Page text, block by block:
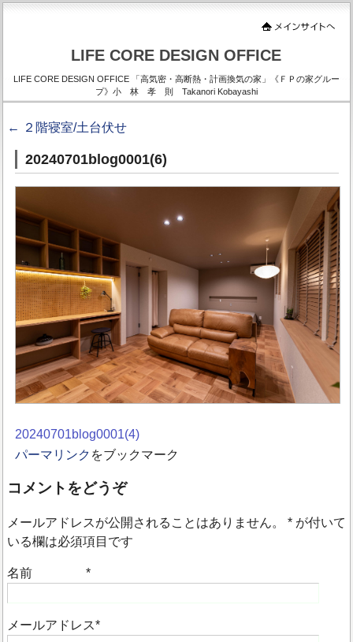
LIFE CORE DESIGN OFFICE
LIFE CORE DESIGN OFFICE 「高気密・高断熱・計画換気の家」《ＦＰの家グルー
プ》小 林 孝 則 Takanori Kobayashi
← ２階寝室/土台伏せ
20240701blog0001(6)
20240701blog0001(4)
パーマリンク をブックマーク
コメントをどうぞ
メールアドレスが公開されることはありません。* が付いて
いる欄は必須項目です
名前 *
メールアドレス*